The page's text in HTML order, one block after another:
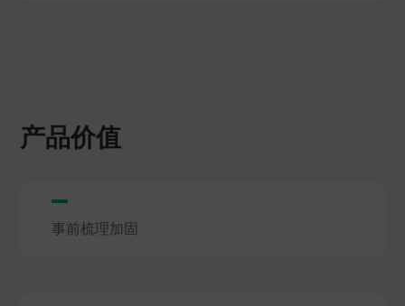
产品价值
事前梳理加固